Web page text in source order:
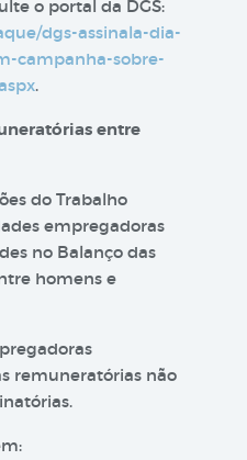
o portal da DGS:
dgs-assinala-dia-
campanha-sobre-
.
entre
do Trabalho
empregadoras
no Balanço das
homens e
remuneratórias não